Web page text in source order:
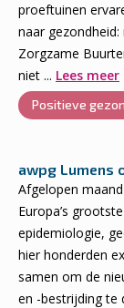
proeftuinen
naar
Zorgzame
niet ... Lees meer
Positieve
awpg Lumens
Afgelopen
Europa’s
epidemiologie,
hier honderden
samen om de
en -bestrijding te